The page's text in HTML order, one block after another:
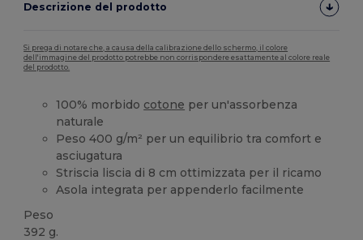
Descrizione del prodotto
Si prega di notare che, a causa della calibrazione dello schermo, il colore
dell'immagine del prodotto potrebbe non corrispondere esattamente al colore reale
del prodotto.
100% morbido cotone per un'assorbenza
naturale
Peso 400 g/m² per un equilibrio tra comfort e
asciugatura
Striscia liscia di 8 cm ottimizzata per il ricamo
Asola integrata per appenderlo facilmente
Peso
392 g.